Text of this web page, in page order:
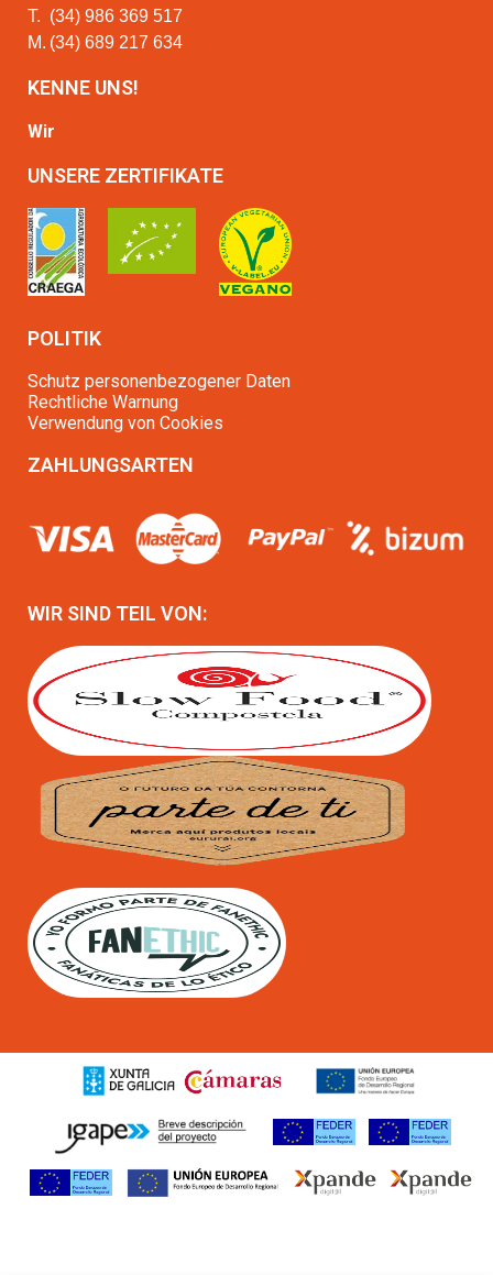
T. (34) 986 369 517
M. (34) 689 217 634
KENNE UNS!
Wir
UNSERE ZERTIFIKATE
POLITIK
Schutz personenbezogener Daten
Rechtliche Warnung
Verwendung von Cookies
ZAHLUNGSARTEN
WIR SIND TEIL VON: